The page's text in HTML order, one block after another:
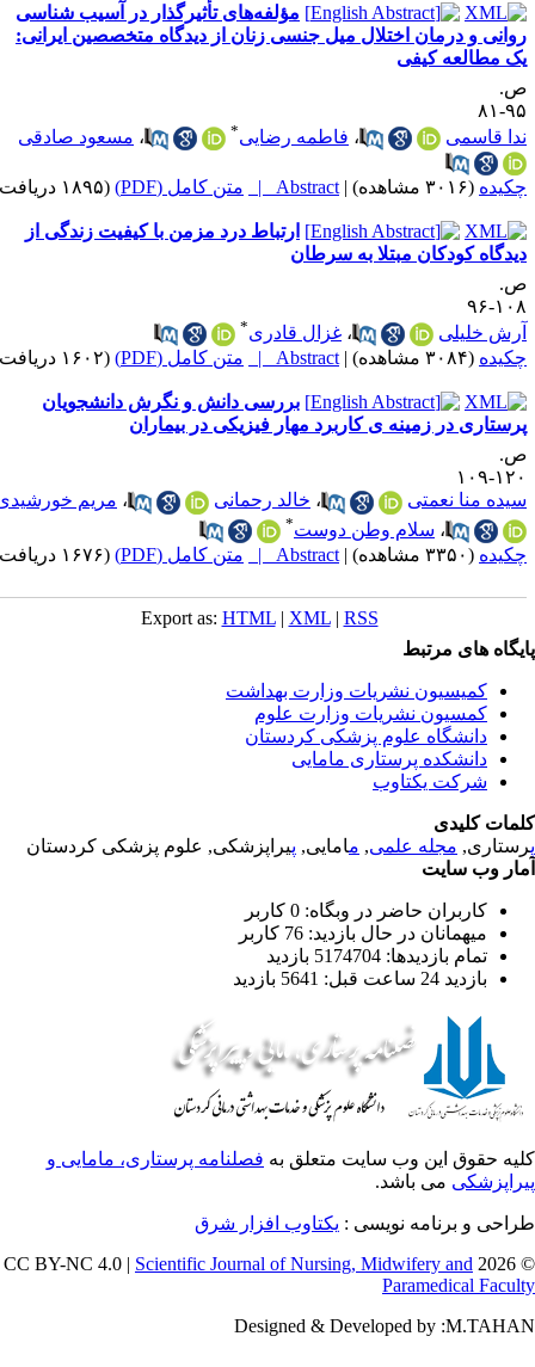
مؤلفه‌های تأثیرگذار در آسیب شناسی
و درمان اختلال میل جنسی زنان از دیدگاه متخصصین ایرانی:
مطالعه کیفی
۸۱
قاسمی
،فاطمه رضایی ،مسعود صادقی
(۳۰۱۶ مشاهده) |
Abstract | متن کامل (PDF) (۱۸۹۵ دریافت)
ارتباط درد مزمن با کیفیت زندگی از
کودکان مبتلا به سرطان
۹۶
خلیلی
،غزال قادری
(۳۰۸۴ مشاهده) |
Abstract | متن کامل (PDF) (۱۶۰۲ دریافت)
بررسی دانش و نگرش دانشجویان
در زمینه ی کاربرد مهار فیزیکی در بیماران
۱۰۹
منا نعمتی
،خالد رحمانی ،مریم خورشیدی
،سلام وطن دوست
(۳۳۵۰ مشاهده) |
Abstract | متن کامل (PDF) (۱۶۷۶ دریافت)
Export as:HTML |XML|RSS
های مرتبط
کمیسیون نشریات وزارت بهداشت
کمسیون نشریات وزارت علوم
دانشگاه علوم پزشکی کردستان
دانشکده پرستاری مامایی
شرکت یکتاوب
کلیدی
مجله علمی, م امایی, پیراپزشکی, علوم پزشکی کردستان
وب سایت
کاربران حاضر در وبگاه: 0 کاربر
میهمانان در حال بازدید: 76 کاربر
تمام بازدید‌ها: 5174704 بازدید
بازدید 24 ساعت قبل: 5641 بازدید
حقوق این وب سایت متعلق بهفصلنامه پرستاری، مامایی و
می باشد.
و برنامه نویسی : یکتاوب افزار شرق
©
Scientific Journal of Nursing, Midwifery and
Paramedical
Designed & Developed by